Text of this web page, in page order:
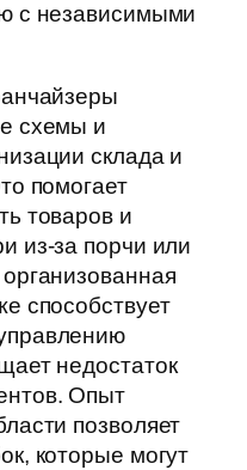
с независимыми
схемы и
склада и
помогает
товаров и
из-за порчи или
способствует
недостаток
Опыт
позволяет
которые могут